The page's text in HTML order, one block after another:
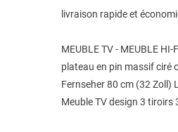
livraison rapide et
MEUBLE TV - MEUBLE
plateau en pin massif ciré
Fernseher 80 cm (32 Zoll)
Meuble TV design 3